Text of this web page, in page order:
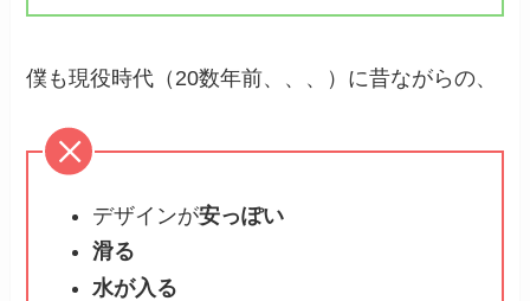
僕も現役時代（20数年前、、、）に昔ながらの、
デザインが安っぽい
滑る
水が入る